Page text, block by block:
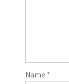
Name *